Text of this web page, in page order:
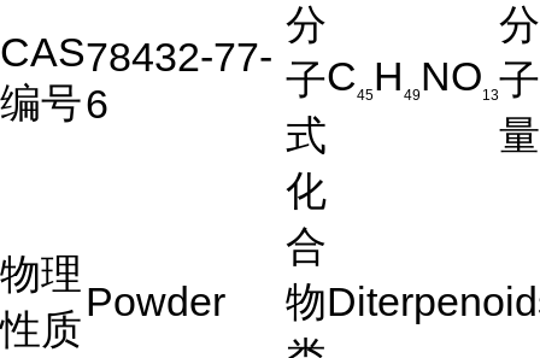
CAS
编号
78432-77-
6
分
子
式
C45H 49NO13
分
子
量
物理
性质
Powder
化
合
物